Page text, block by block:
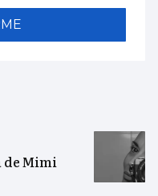
de Mimi